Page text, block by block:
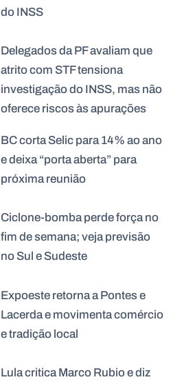
do INSS
Delegados da PF avaliam que
atrito com STF tensiona
investigação do INSS, mas não
oferece riscos às apurações
BC corta Selic para 14% ao ano
e deixa “porta aberta” para
próxima reunião
Ciclone-bomba perde força no
fim de semana; veja previsão
no Sul e Sudeste
Expoeste retorna a Pontes e
Lacerda e movimenta comércio
e tradição local
Lula critica Marco Rubio e diz